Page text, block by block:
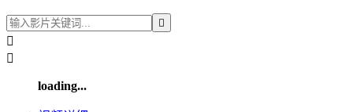



loading...